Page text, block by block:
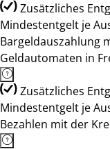
Zusätzliches
Mindestentgelt je
Bargeldauszahlung
Geldautomaten in
Zusätzliches
Mindestentgelt je
Bezahlen mit der